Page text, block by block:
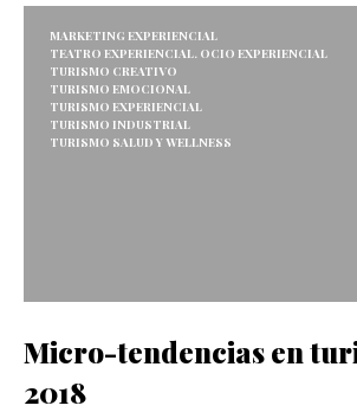
MARKETING EXPERIENCIAL
TEATRO EXPERIENCIAL. OCIO EXPERIENCIAL
TURISMO CREATIVO
TURISMO EMOCIONAL
TURISMO EXPERIENCIAL
TURISMO INDUSTRIAL
TURISMO SALUD Y WELLNESS
Micro-tendencias en
2018